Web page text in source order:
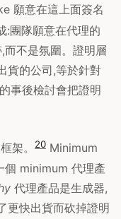
願意在這上面簽名
:團隊願意在代理的
而不是氛圍。證明層
貨的公司,等於針對
事後檢討會把證明
架。 20 Minimum
個 minimum 代理產
代理產品是生成器,
更快出貨而砍掉證明